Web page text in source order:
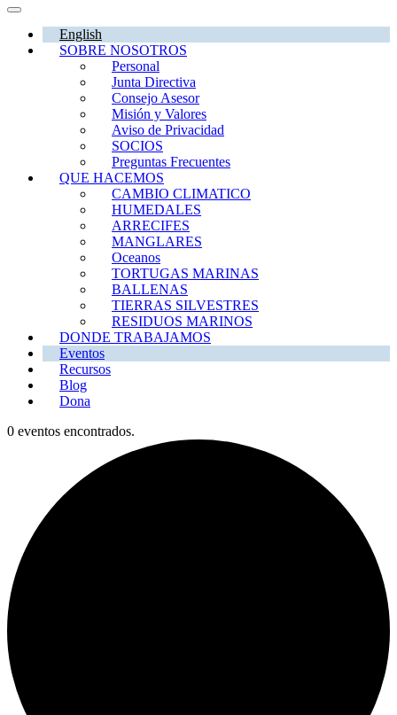
English
SOBRE NOSOTROS
Personal
Junta Directiva
Consejo Asesor
Misión y Valores
Aviso de Privacidad
SOCIOS
Preguntas Frecuentes
QUE HACEMOS
CAMBIO CLIMATICO
HUMEDALES
ARRECIFES
MANGLARES
Oceanos
TORTUGAS MARINAS
BALLENAS
TIERRAS SILVESTRES
RESIDUOS MARINOS
DONDE TRABAJAMOS
Eventos
Recursos
Blog
Dona
0 eventos encontrados.